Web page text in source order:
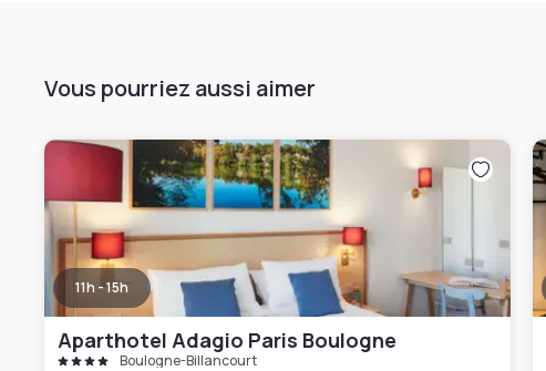
Vous pourriez aussi aimer
11h - 15h
Aparthotel Adagio Paris Boulogne
Boulogne-Billancourt